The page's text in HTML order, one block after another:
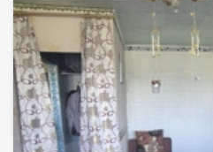
ровные и не скрипят, окна ПВХ,
медную, сан.техника в
и выложен кафелем, на кухне
большой зимний холодильник,
просторная. По левую сторону от
вагончик, по правую зал с
и с благоприятной энергетикой,
3-ем этаже пятиэтажного дома,
крупных блоков. В шаговой